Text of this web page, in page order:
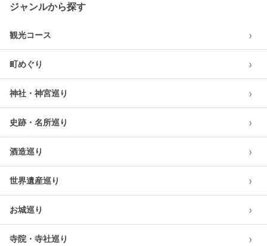
ジャンルから探す
観光コース ›
町めぐり ›
神社・神宮巡り ›
史跡・名所巡り ›
酒造巡り ›
世界遺産巡り ›
お城巡り ›
寺院・寺社巡り ›